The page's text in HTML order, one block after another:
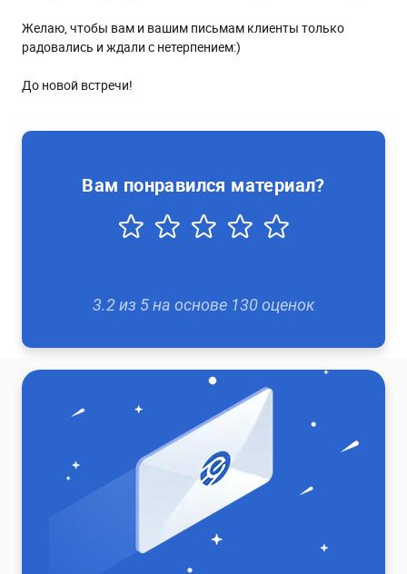
Желаю, чтобы вам и вашим письмам клиенты только
радовались и ждали с нетерпением:)
До новой встречи!
Вам понравился материал?
3.2из 5на основе 130оценок